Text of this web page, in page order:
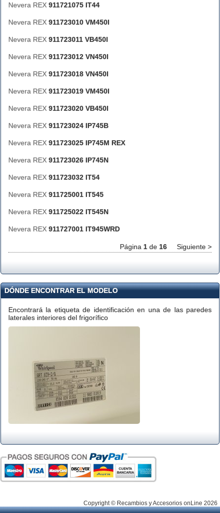
Nevera REX 911721075 IT44
Nevera REX 911723010 VM450I
Nevera REX 911723011 VB450I
Nevera REX 911723012 VN450I
Nevera REX 911723018 VN450I
Nevera REX 911723019 VM450I
Nevera REX 911723020 VB450I
Nevera REX 911723024 IP745B
Nevera REX 911723025 IP745M REX
Nevera REX 911723026 IP745N
Nevera REX 911723032 IT54
Nevera REX 911725001 IT545
Nevera REX 911725022 IT545N
Nevera REX 911727001 IT945WRD
Página 1 de 16 Siguiente >
DÓNDE ENCONTRAR EL MODELO
Encontrará la etiqueta de identificación en una de las paredes
laterales interiores del frigorífico
Copyright © Recambios y Accesorios onLine 2026